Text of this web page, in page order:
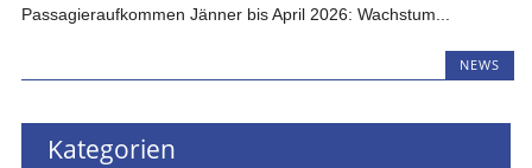
Passagieraufkommen Jänner bis April 2026: Wachstum...
NEWS
Kategorien